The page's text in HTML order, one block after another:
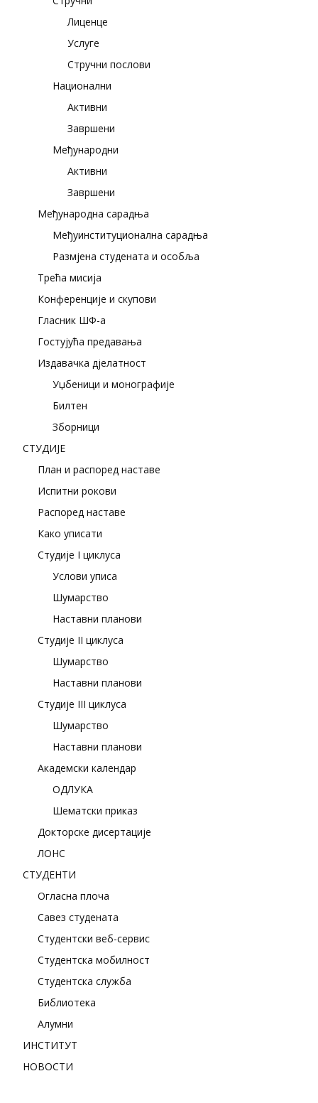
Лиценце
Услуге
Стручни послови
Национални
Активни
Завршени
Међународни
Активни
Завршени
Међународна сарадња
Међуинституционална сарадња
Размјена студената и особља
Трећа мисија
Конференције и скупови
Гласник ШФ-а
Гостујућа предавања
Издавачка дјелатност
Уџбеници и монографије
Билтен
Зборници
СТУДИЈЕ
План и распоред наставе
Испитни рокови
Распоред наставе
Како уписати
Студије I циклуса
Услови уписа
Шумарство
Наставни планови
Студије II циклуса
Шумарство
Наставни планови
Студије III циклуса
Шумарство
Наставни планови
Академски календар
ОДЛУКА
Шематски приказ
Докторске дисертације
ЛОНС
СТУДЕНТИ
Огласна плоча
Савез студената
Студентски веб-сервис
Студентска мобилност
Студентска служба
Библиотека
Алумни
ИНСТИТУТ
НОВОСТИ